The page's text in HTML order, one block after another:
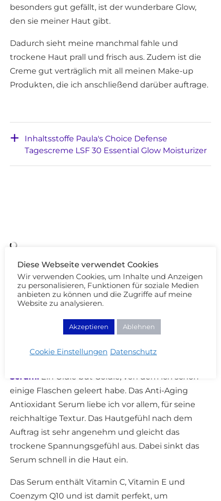
besonders gut gefällt, ist der wunderbare Glow,
den sie meiner Haut gibt.
Dadurch sieht meine manchmal fahle und
trockene Haut prall und frisch aus. Zudem ist die
Creme gut verträglich mit all meinen Make-up
Produkten, die ich anschließend darüber auftrage.
Inhaltsstoffe Paula's Choice Defense
Tagescreme LSF 30 Essential Glow Moisturizer
Skinimalism: Hautpflegeroutine am
Abend
Serum: Ein Oldie but Goldie, von dem ich schon
einige Flaschen geleert habe. Das Anti-Aging
Antioxidant Serum liebe ich vor allem, für seine
reichhaltige Textur. Das Hautgefühl nach dem
Auftrag ist sehr angenehm und gleicht das
trockene Spannungsgefühl aus. Dabei sinkt das
Serum schnell in die Haut ein.
Das Serum enthält Vitamin C, Vitamin E und
Coenzym Q10 und ist damit perfekt, um
Diese Webseite verwendet Cookies
Wir verwenden Cookies, um Inhalte und Anzeigen
zu personalisieren, Funktionen für soziale Medien
anbieten zu können und die Zugriffe auf meine
Website zu analysieren.
Akzeptieren Ablehnen
Cookie Einstellungen Datenschutz